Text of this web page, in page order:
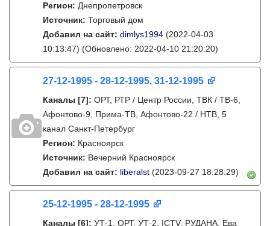
Регион: Днепропетровск
Источник: Торговый дом
Добавил на сайт: dimlys1994 (2022-04-03
10:13:47) (Обновлено: 2022-04-10 21:20:20)
27-12-1995 - 28-12-1995, 31-12-1995
Каналы [7]: ОРТ, РТР / Центр России, ТВК / ТВ-6,
Афонтово-9, Прима-ТВ, Афонтово-22 / НТВ, 5
канал Санкт-Петербург
Регион: Красноярск
Источник: Вечерний Красноярск
Добавил на сайт: liberalst (2023-09-27 18:28:29)
25-12-1995 - 28-12-1995
Каналы [6]: УТ-1, ОРТ, УТ-2, ICTV, РУДАНА, Ева